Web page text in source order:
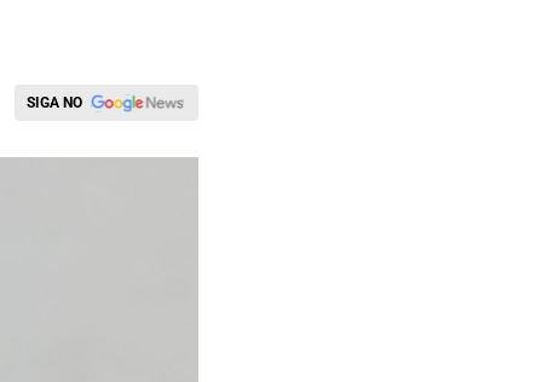
SIGA NO